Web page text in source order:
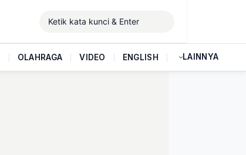
OLAHRAGA VIDEO ENGLISH LAINNYA